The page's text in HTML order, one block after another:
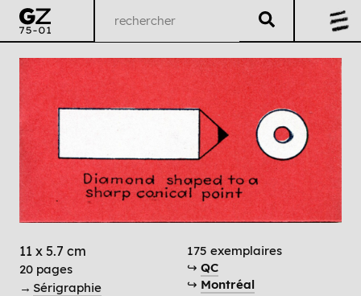
11 x 5.7 cm
20 pages
→ Sérigraphie
175 exemplaires
↪ QC
↪ Montréal